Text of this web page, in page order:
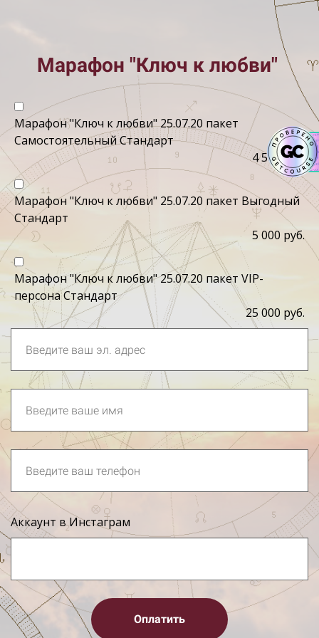
Марафон "Ключ к любви"
Марафон "Ключ к любви" 25.07.20 пакет
Самостоятельный Стандарт
4 500 руб.
Марафон "Ключ к любви" 25.07.20 пакет Выгодный
Стандарт
5 000 руб.
Марафон "Ключ к любви" 25.07.20 пакет VIP-
персона Стандарт
25 000 руб.
Аккаунт в Инстаграм
Оплатить